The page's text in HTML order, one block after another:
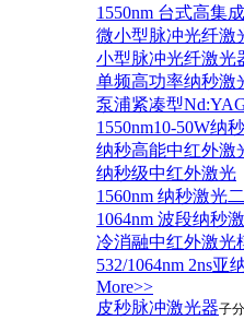
1550nm 台式高集
微小型脉冲光纤激
小型脉冲光纤激光
单频高功率纳秒激
泵浦紧凑型
1550nm10-50W纳
纳秒高能中红外激
纳秒级中红外激光
1560nm 纳秒激光
1064nm 波段纳秒
冷消融中红外激光
532/1064nm 2ns亚
More>>
皮秒脉冲激光器子